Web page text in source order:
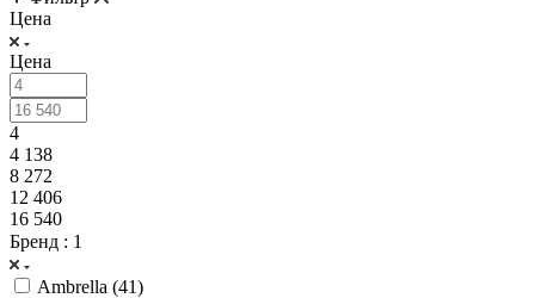
Цена
Цена
4
4 138
8 272
12 406
16 540
Бренд : 1
Ambrella (41)